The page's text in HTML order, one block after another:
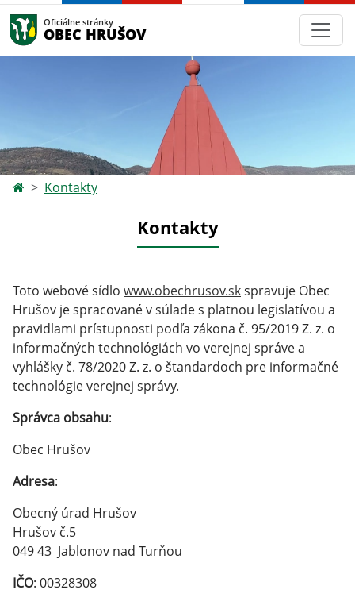
Oficiálne stránky
OBEC HRUŠOV
Kontakty
Kontakty
Toto webové sídlo www.obechrusov.skspravuje Obec
Hrušov je spracované v súlade s platnou legislatívou a
pravidlami prístupnosti podľa zákona č. 95/2019 Z. z. o
informačných technológiách vo verejnej správe a
vyhlášky č. 78/2020 Z. z. o štandardoch pre informačné
technológie verejnej správy.
Správca obsahu:
Obec Hrušov
Adresa:
Obecný úrad Hrušov
Hrušov č.5
049 43 Jablonov nad Turňou
IČO: 00328308